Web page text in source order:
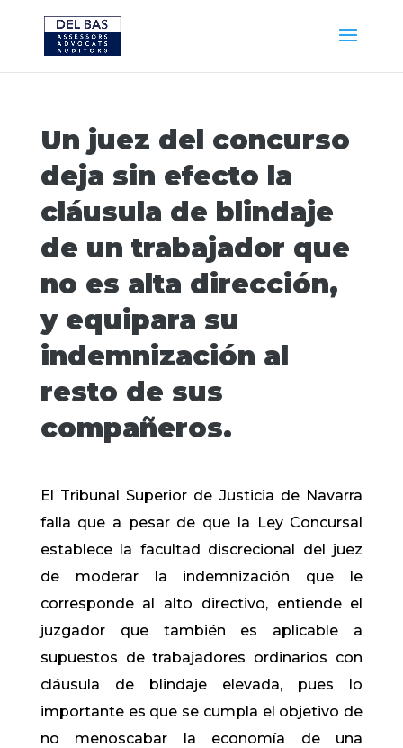
Un juez del concurso
deja sin efecto la
cláusula de blindaje
de un trabajador que
no es alta dirección,
y equipara su
indemnización al
resto de sus
compañeros.
El Tribunal Superior de Justicia de Navarra
falla que a pesar de que la Ley Concursal
establece la facultad discrecional del juez
de moderar la indemnización que le
corresponde al alto directivo, entiende el
juzgador que también es aplicable a
supuestos de trabajadores ordinarios con
cláusula de blindaje elevada, pues lo
importante es que se cumpla el objetivo de
no menoscabar la economía de una